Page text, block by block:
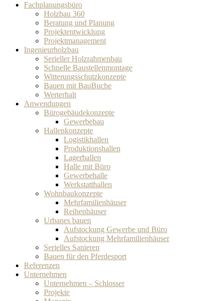
Fachplanungsbüro
Holzbau 360
Beratung und Planung
Projektentwicklung
Projektmanagement
Ingenieurholzbau
Serieller Holzrahmenbau
Schnelle Baustellenmontage
Witterungsschutzkonzepte
Bauen mit BauBuche
Werterhalt
Anwendungen
Bürogebäudekonzepte
Gewerbebau
Hallenkonzepte
Logistikhallen
Produktionshallen
Lagerhallen
Halle mit Büro
Gewerbehalle
Werkstatthallen
Wohnbaukonzepte
Mehrfamilienhäuser
Reihenhäuser
Urbanes bauen
Aufstockung Gewerbe und Büro
Aufstockung Mehrfamilienhäuser
Serielles Sanieren
Bauen für den Pferdesport
Referenzen
Unternehmen
Unternehmen – Schlosser
Projekte